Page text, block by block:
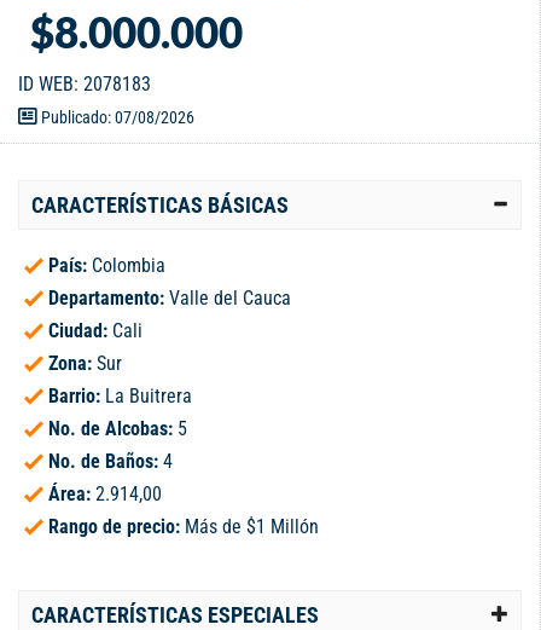
$8.000.000
ID WEB: 2078183
Publicado: 07/08/2026
CARACTERÍSTICAS BÁSICAS
País: Colombia
Departamento: Valle del Cauca
Ciudad: Cali
Zona: Sur
Barrio: La Buitrera
No. de Alcobas: 5
No. de Baños: 4
Área: 2.914,00
Rango de precio: Más de $1 Millón
CARACTERÍSTICAS ESPECIALES